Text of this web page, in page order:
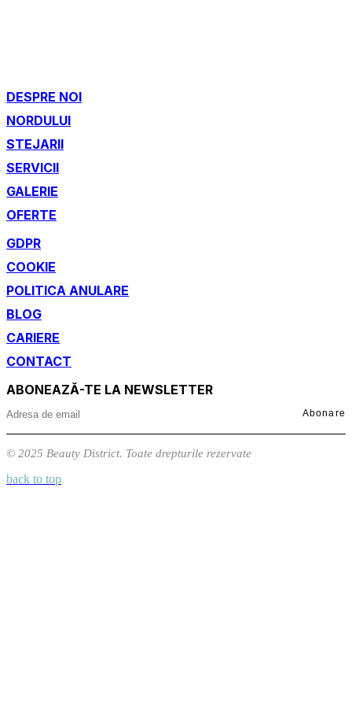
DESPRE NOI
NORDULUI
STEJARII
SERVICII
GALERIE
OFERTE
GDPR
COOKIE
POLITICA ANULARE
BLOG
CARIERE
CONTACT
ABONEAZĂ-TE LA NEWSLETTER
Abonare
© 2025 Beauty District. Toate drepturile rezervate
back to top